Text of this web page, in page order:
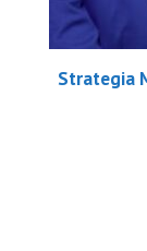
Strategia